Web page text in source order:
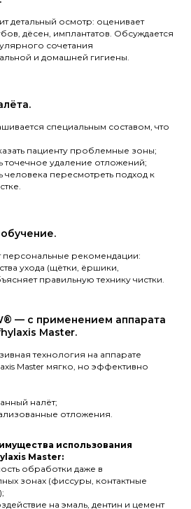
детальный осмотр: оценивает
дёсен, имплантатов. Обсуждается
сочетания
и домашней гигиены.
специальным составом, что
пациенту проблемные зоны;
точечное удаление отложений;
человека пересмотреть подход к
персональные рекомендации:
ухода (щётки, ёршики,
правильную технику чистки.
— с применением аппарата
Master.
технология на аппарате
Master мягко, но эффективно
налёт;
отложения.
использования
Master:
обработки даже в
зонах (фиссуры, контактные
на эмаль, дентин и цемент